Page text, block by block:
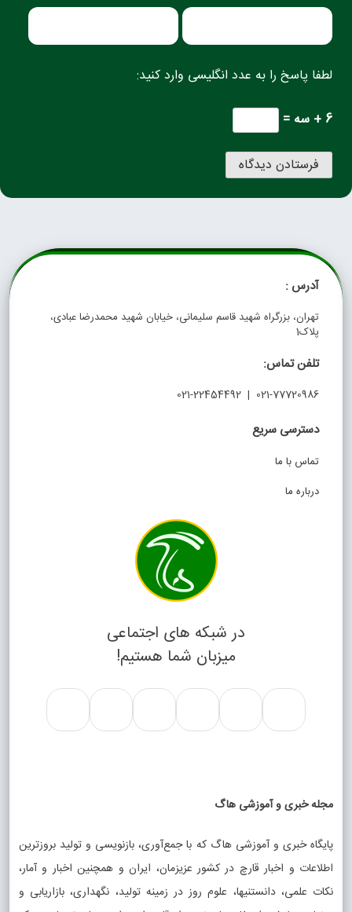
لطفا پاسخ را به عدد انگلیسی وارد کنید:
6 + سه =
آدرس :
تهران، بزرگراه شهید قاسم سلیمانی، خیابان شهید محمدرضا عبادی،
پلاک1
تلفن تماس:
021-77720986 | 021-22454492
دسترسی سریع
تماس با ما
درباره ما
در شبکه های اجتماعی
میزبان شما هستیم!
مجله خبری و آموزشی هاگ
پایگاه خبری و آموزشی هاگ که با جمع‌آوری، بازنویسی و تولید بروزترین
اطلاعات و اخبار قارچ در کشور عزیزمان، ایران و همچنین اخبار و آمار،
نکات علمی، دانستنیها، علوم روز در زمینه تولید، نگهداری، بازاریابی و